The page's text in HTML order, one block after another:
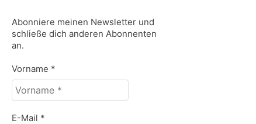
Abonniere meinen Newsletter und
schließe dich anderen Abonnenten
an.
Vorname *
E-Mail *